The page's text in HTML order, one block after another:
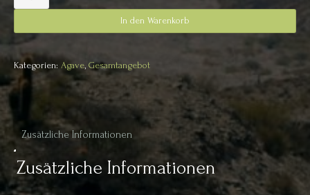
ocahui
In den Warenkorb
Kategorien: Agave, Gesamtangebot
Zusätzliche Informationen
Zusätzliche Informationen